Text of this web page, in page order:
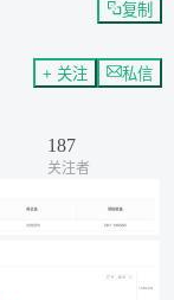
复制
+ 关注 私信
187
关注者